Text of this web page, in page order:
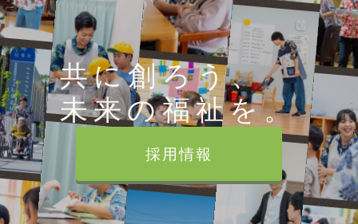
共に創ろう、
未来の福祉を。
採用情報